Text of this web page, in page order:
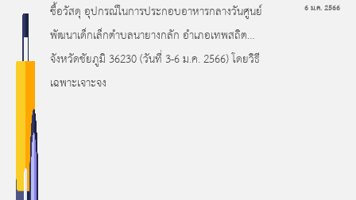
ซื้อวัสดุ อุปกรณ์ในการประกอบอาหารกลางวันศูนย์
พัฒนาเด็กเล็กตำบลนายางกลัก อำเภอเทพสถิต
จังหวัดชัยภูมิ 36230 (วันที่ 3-6 ม.ค. 2566) โดยวิธี
เฉพาะเจาะจง
6 ม.ค. 2566